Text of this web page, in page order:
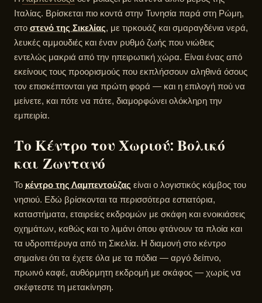
Ιταλίας. Βρίσκεται πιο κοντά στην Τυνησία παρά στη Ρώμη,
στο στενό της Σικελίας, με τιρκουάζ και σμαραγδένια νερά,
λευκές αμμουδιές και έναν ρυθμό ζωής που νιώθεις
εντελώς μακριά από την ηπειρωτική χώρα. Είναι ένας από
εκείνους τους προορισμούς που εκπλήσσουν αληθινά όσους
τον επισκέπτονται για πρώτη φορά — και η επιλογή πού να
μείνετε, και πότε να πάτε, διαμορφώνει ολόκληρη την
εμπειρία.
Το Κέντρο του Χωριού: Βολικό
και Ζωντανό
Το κέντρο της Λαμπεντούζας είναι ο λογιστικός κόμβος του
νησιού. Εδώ βρίσκονται τα περισσότερα εστιατόρια,
καταστήματα, εταιρείες εκδρομών με σκάφη και ενοικιάσεις
οχημάτων, καθώς και το λιμάνι όπου φτάνουν τα πλοία και
τα υδροπτέρυγα από τη Σικελία. Η διαμονή στο κέντρο
σημαίνει ότι τα έχετε όλα με τα πόδια — αργό δείπνο,
πρωινό καφέ, αυθόρμητη εκδρομή με σκάφος — χωρίς να
σκέφτεστε τη μετακίνηση.